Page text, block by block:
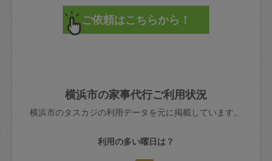
直前キャンセル料：
72時間前〜24時間前＝依頼料金の50%
依頼者不在による当日キャンセル＝依頼
金額の100%＋交通費全額
※例：依頼日時／土曜日午前9時開始の場
みてください。
その後、一番気に入ったタスカジさんに
てください。
不在時に部屋に入るためにタスカジさん
きた場合は損害保険の対象外となるので
ご注意ください。
で、必ず鍵のかかるロッカーや金庫に入
れて依頼者の責任の元管理するよう心掛
けてください。
玉、など
あわせてこちらも参照ください：初めて
はありますか？
横浜市の家事代行ご利用状況
横浜市のタスカジの利用データを元に掲載しています。
利用の多い曜日は？